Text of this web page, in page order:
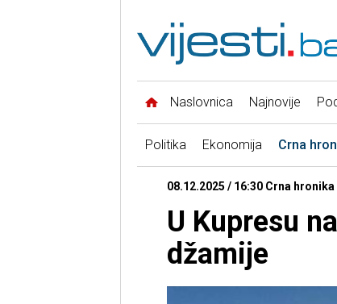
Naslovnica Najnovije
Politika Ekonomija Crna
08.12.2025 / 16:30 Crna
U Kupresu
džamije